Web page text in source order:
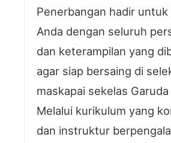
Penerbangan hadir
Anda dengan seluruh
dan keterampilan yang
agar siap bersaing di
maskapai sekelas
Melalui kurikulum yang
dan instruktur